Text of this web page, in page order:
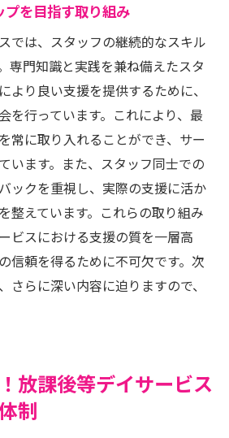
を目指す取り組み
では、スタッフの継続的なスキル
専門知識と実践を兼ね備えたスタ
より良い支援を提供するために、
を行っています。これにより、最
常に取り入れることができ、サー
います。また、スタッフ同士での
ックを重視し、実際の支援に活か
整えています。これらの取り組み
ビスにおける支援の質を一層高
信頼を得るために不可欠です。次
さらに深い内容に迫りますので、
放課後等デイサービス
制